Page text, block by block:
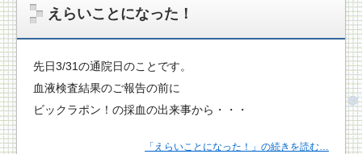
えらいことになった！
先日3/31の通院日のことです。
血液検査結果のご報告の前に
ビックラポン！の採血の出来事から・・・
「えらいことになった！」の続きを読む…